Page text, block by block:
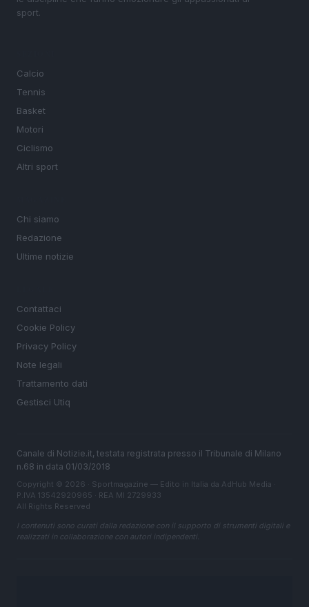
sport.
Calcio
Tennis
Basket
Motori
Ciclismo
Altri sport
Chi siamo
Redazione
Ultime notizie
Contattaci
Cookie Policy
Privacy Policy
Note legali
Trattamento dati
Gestisci Utiq
Canale di Notizie.it, testata registrata presso il Tribunale di Milano
n.68 in data 01/03/2018
Copyright © 2026 · Sportmagazine — Edito in Italia da AdHub Media
P.IVA 13542920965 · REA MI 2729933
All Rights Reserved
I contenuti sono curati dalla redazione con il supporto di strumenti digitali e
realizzati in collaborazione con autori indipendenti.